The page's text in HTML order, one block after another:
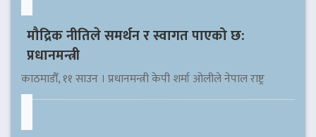
मौद्रिक नीतिले समर्थन र स्वागत पाएको छ:
प्रधानमन्त्री
काठमाडौँ, ११ साउन । प्रधानमन्त्री केपी शर्मा ओलीले नेपाल राष्ट्र